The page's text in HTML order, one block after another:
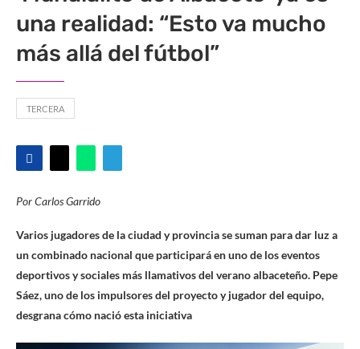
una realidad: “Esto va mucho
más allá del fútbol”
TERCERA
Por Carlos Garrido
Varios jugadores de la ciudad y provincia se suman para dar luz a
un combinado nacional que participará en uno de los eventos
deportivos y sociales más llamativos del verano albaceteño. Pepe
Sáez, uno de los impulsores del proyecto y jugador del equipo,
desgrana cómo nació esta iniciativa